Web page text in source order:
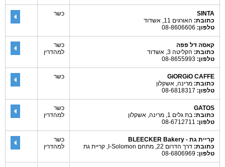
SINTA
כתובת: האורגים 11, אשדוד
טלפון:
כשר
קאסה דל פפה
כתובת: הקליטה 3, אשדוד
טלפון:
כשר
למהדרין
GiORGiO CAFFE
כתובת: מרינה, אשקלון
טלפון:
כשר
GATOS
כתובת: בת גלים 1, מרינה, אשקלון
טלפון:
כשר
למהדרין
קריית גת - BLEECKER Bakery
כתובת: דרך הדרום 22, מתחם I-Solomon, קריית גת
טלפון:
כשר
למהדרין